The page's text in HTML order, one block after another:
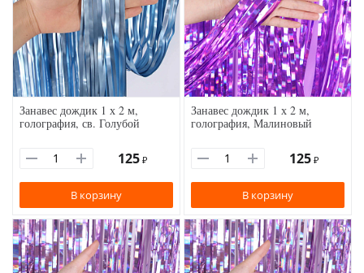
Занавес дождик 1 х 2 м,
голография, св. Голубой
125 ₽
В корзину
Занавес дождик 1 х 2 м,
голография, Малиновый
125 ₽
В корзину